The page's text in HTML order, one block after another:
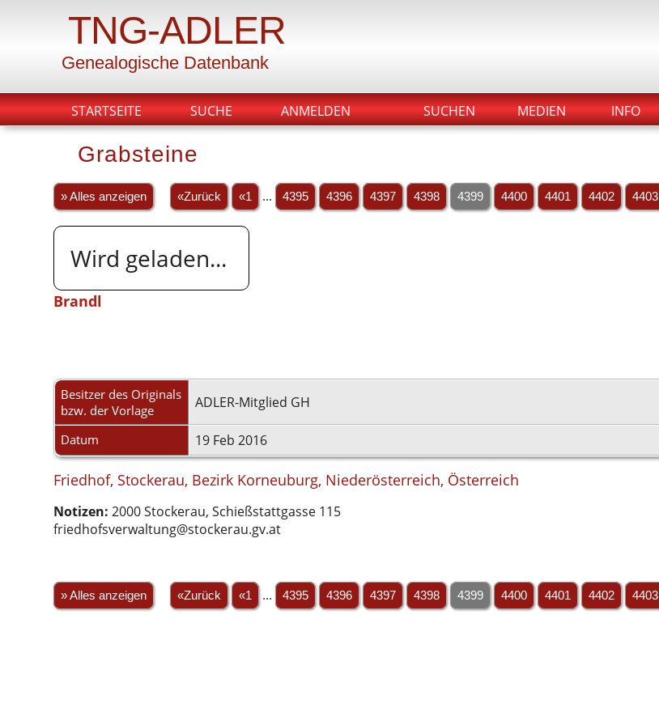
TNG-ADLER
Genealogische Datenbank
STARTSEITE SUCHE ANMELDEN SUCHEN MEDIEN INFO
Grabsteine
» Alles anzeigen «Zurück «1 ... 4395 4396 4397 4398 4399 4400 4401 4402 4403
Wird geladen...
Brandl
Besitzer des Originals
bzw. der Vorlage
ADLER-Mitglied GH
Datum 19 Feb 2016
Friedhof, Stockerau, Bezirk Korneuburg, Niederösterreich, Österreich
Notizen: 2000 Stockerau, Schießstattgasse 115
friedhofsverwaltung@stockerau.gv.at
» Alles anzeigen «Zurück «1 ... 4395 4396 4397 4398 4399 4400 4401 4402 4403